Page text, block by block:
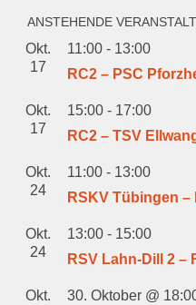
ANSTEHENDE
Okt.
17
11:00 - 13:00
RC2 – PSC
Okt.
17
15:00 - 17:00
RC2 – TSV
Okt.
24
11:00 - 13:00
RSKV Tübingen –
Okt.
24
13:00 - 15:00
RSV Lahn-Dill 2 –
Okt.
30. Oktober @